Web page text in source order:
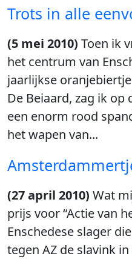
Trots in alle
(5 mei 2010) Toen ik
het centrum van
jaarlijkse
De Beiaard, zag ik
een enorm rood
het wapen van...
(27 april 2010) Wat
prijs voor “Actie van
Enschedese slager
tegen AZ de slavink